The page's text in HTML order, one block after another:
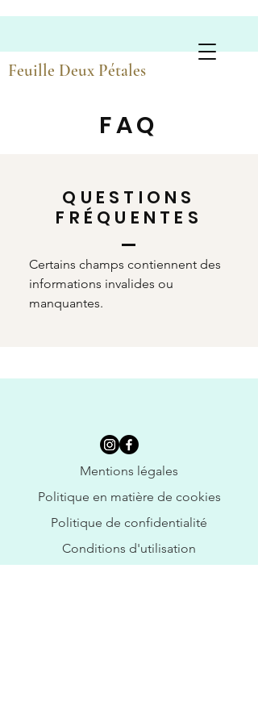
Feuille Deux Pétales
FAQ
QUESTIONS
FRÉQUENTES
Certains champs contiennent des
informations invalides ou
manquantes.
Mentions légales
Politique en matière de cookies
Politique de confidentialité
Conditions d'utilisation